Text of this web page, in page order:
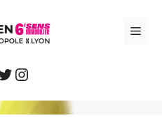
Instagram